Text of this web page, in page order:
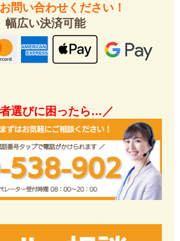
問い合わせください！
幅広い決済可能
選びに困ったら…／